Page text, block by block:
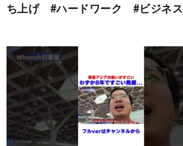
ち上げ #ハードワーク #ビジネス